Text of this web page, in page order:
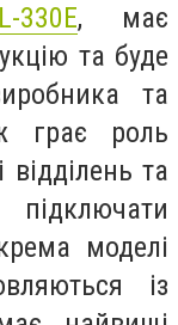
, має
та буде
та
грає роль
відділень та
моделі
із